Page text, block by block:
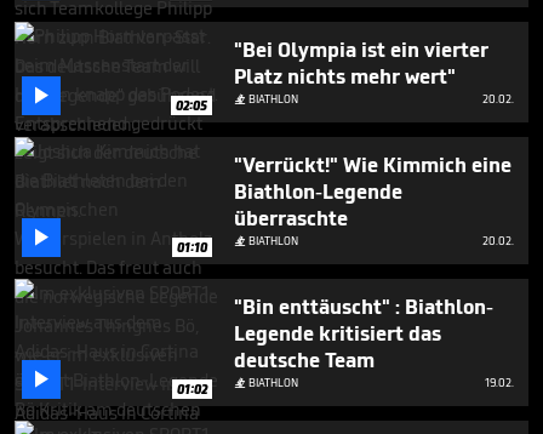
 02:05
"Bei Olympia ist ein vierter
Platz nichts mehr wert"
 BIATHLON 20.02.
 01:10
"Verrückt!" Wie Kimmich eine
Biathlon-Legende
überraschte
 BIATHLON 20.02.
 01:02
"Bin enttäuscht" : Biathlon-
Legende kritisiert das
deutsche Team
 BIATHLON 19.02.